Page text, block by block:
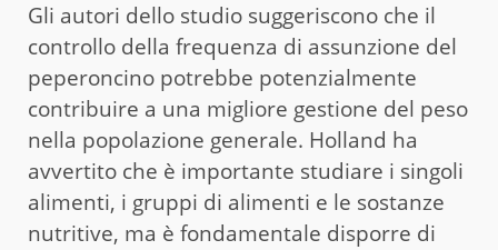
Gli autori dello studio suggeriscono che il
controllo della frequenza di assunzione del
peperoncino potrebbe potenzialmente
contribuire a una migliore gestione del peso
nella popolazione generale. Holland ha
avvertito che è importante studiare i singoli
alimenti, i gruppi di alimenti e le sostanze
nutritive, ma è fondamentale disporre di